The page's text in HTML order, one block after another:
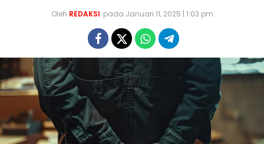
Oleh REDAKSI pada Januari 11, 2025 | 1:03 pm